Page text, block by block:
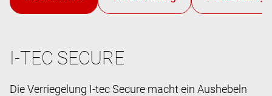
I-TEC SECURE
Die Verriegelung I-tec Secure macht ein Aushebeln